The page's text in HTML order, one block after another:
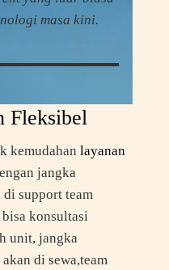
masa kini.
Fleksibel
kemudahan layanan
jangka
di support team
konsultasi
unit, jangka
di sewa,team